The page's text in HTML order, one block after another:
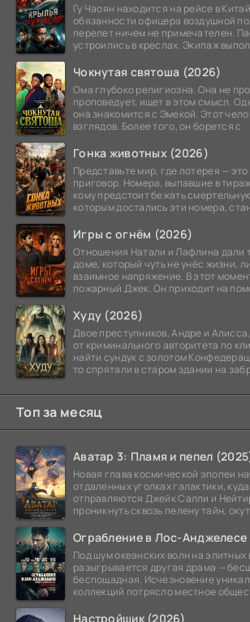
Гу Чаоян находится на рейсе в
обязанности офицера воздушной
перелет ничем не примечателен.
устроились в креслах. Экипаж
Чокнутая святоша (2026)
Ома глубоко религиозна. Она не
проповедует, ищет в этом смысл.
она знакомится с Эмекой. Этот
взглядов. Более того, он борется с
Гонка животных (2026)
Представьте мир, где лотерея —
приговор. Номера, выпавшие в
кому предстоит бежать
которым достались эти номера,
Игры с огнём (2026)
Отношения Натали и Лафлина дали
доме, который чуть не унёс жизни,
взаимное напряжение. В этот
пожарный Джек. Он приходит на
Худу (2026)
Двое преступников, Андре и
от криминального авторитета по
найти сундук с золотом
то спрятали в старом здании на
Топ за месяц
Аватар 3: Пламя и пепел
Новая глава космической эпопеи
отдаленных уголках галактики,
отправляются Джейк Салли и
проникнуть сквозь пелену тайн,
Ограбление в Лос-
Под шум океанских волн на элитных
разыгрывается другая драма —
беспощадная. Исчезновение
коллекций потрясло местное
Настройщик (2026)